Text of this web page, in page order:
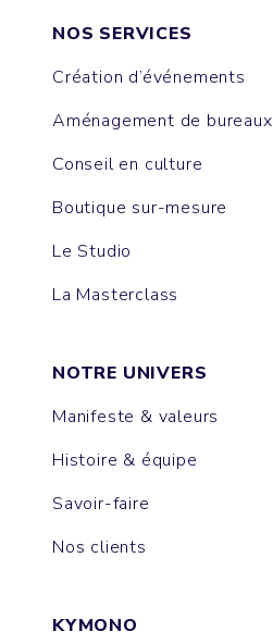
NOS SERVICES
Création d’événements
Aménagement de bureaux
Conseil en culture
Boutique sur-mesure
Le Studio
La Masterclass
NOTRE UNIVERS
Manifeste & valeurs
Histoire & équipe
Savoir-faire
Nos clients
KYMONO